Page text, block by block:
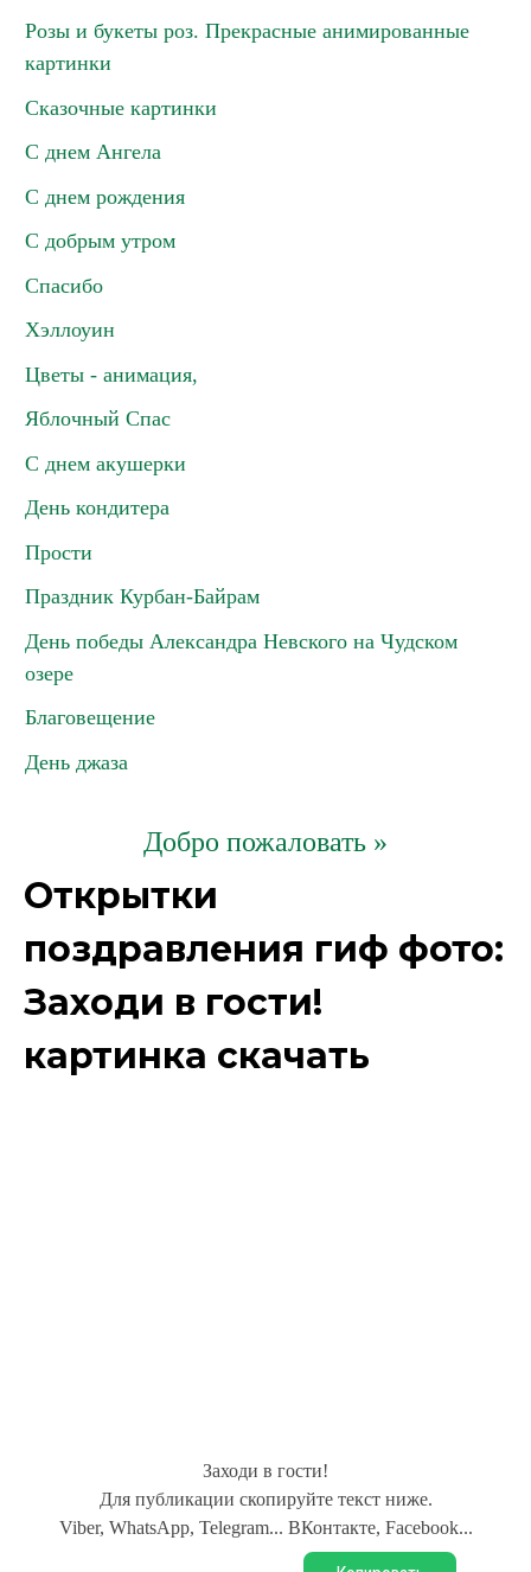
Розы и букеты роз. Прекрасные анимированные
картинки
Сказочные картинки
С днем Ангела
С днем рождения
С добрым утром
Спасибо
Хэллоуин
Цветы - анимация,
Яблочный Спас
С днем акушерки
День кондитера
Прости
Праздник Курбан-Байрам
День победы Александра Невского на Чудском
озере
Благовещение
День джаза
Добро пожаловать »
Открытки
поздравления гиф фото:
Заходи в гости!
картинка скачать
Заходи в гости!
Для публикации скопируйте текст ниже.
Viber, WhatsApp, Telegram... ВКонтакте, Facebook...